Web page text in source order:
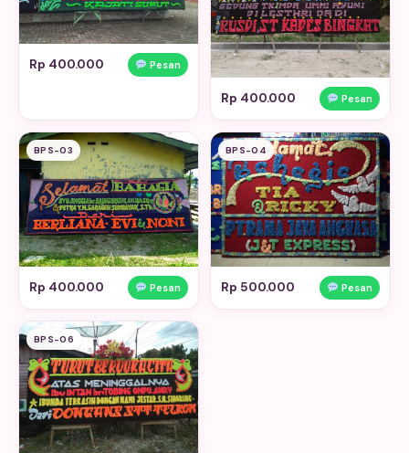
Rp 400.000 Pesan
Rp 400.000 Pesan
BPS-03
Rp 400.000 Pesan
BPS-04
Rp 500.000 Pesan
BPS-06